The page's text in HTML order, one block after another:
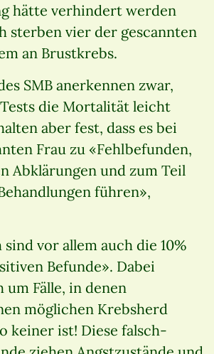
hätte verhindert werden
sterben vier der gescannten
an Brustkrebs.
SMB anerkennen zwar,
die Mortalität leicht
aber fest, dass es bei
Frau zu «Fehlbefunden,
Abklärungen und zum Teil
führen»,
vor allem auch die 10%
Befunde». Dabei
um Fälle, in denen
möglichen Krebsherd
keiner ist! Diese falsch-